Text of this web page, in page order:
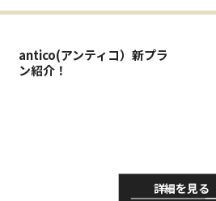
antico(アンティコ）新プラ
ン紹介！
詳細を見る